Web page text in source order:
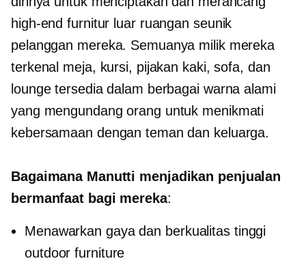
high-end furnitur luar ruangan seunik
pelanggan mereka. Semuanya milik mereka
terkenal meja, kursi, pijakan kaki, sofa, dan
lounge tersedia dalam berbagai warna alami
yang mengundang orang untuk menikmati
kebersamaan dengan teman dan keluarga.
Bagaimana Manutti menjadikan penjualan
bermanfaat bagi mereka:
Menawarkan gaya dan berkualitas tinggi
outdoor furniture